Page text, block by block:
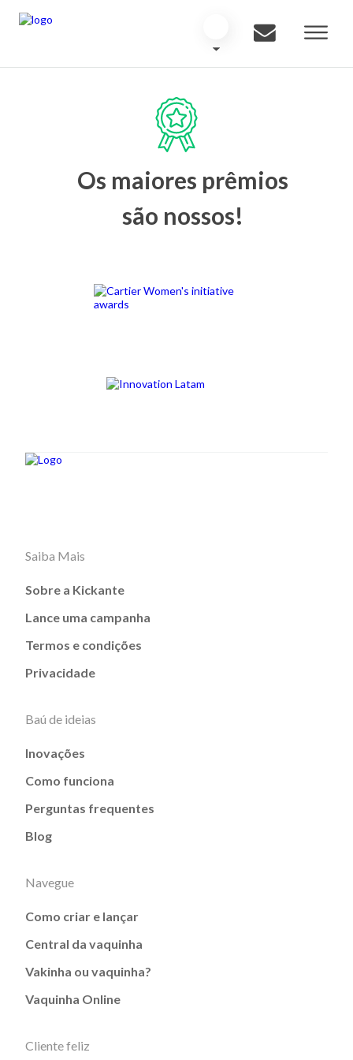
Os maiores prêmios
são nossos!
Saiba Mais
Sobre a Kickante
Lance uma campanha
Termos e condições
Privacidade
Baú de ideias
Inovações
Como funciona
Perguntas frequentes
Blog
Navegue
Como criar e lançar
Central da vaquinha
Vakinha ou vaquinha?
Vaquinha Online
Cliente feliz